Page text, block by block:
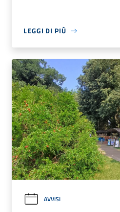
LEGGI DI PIÙ
AVVISI